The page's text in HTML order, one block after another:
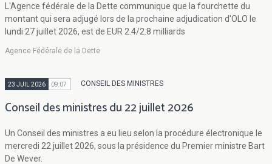
L'Agence fédérale de la Dette communique que la fourchette du
montant qui sera adjugé lors de la prochaine adjudication d'OLO le
lundi 27 juillet 2026, est de EUR 2.4/2.8 milliards
Agence Fédérale de la Dette
23 JUIL 2026 09:07 CONSEIL DES MINISTRES
Conseil des ministres du 22 juillet 2026
Un Conseil des ministres a eu lieu selon la procédure électronique le
mercredi 22 juillet 2026, sous la présidence du Premier ministre Bart
De Wever.